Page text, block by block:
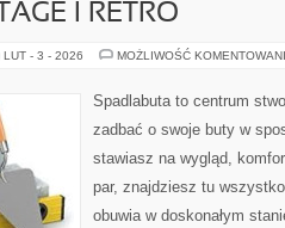
I RETRO
LUT - 3 - 2026 MOŻLIWOŚĆ
Spadlabuta to centrum
zadbać o swoje buty w
stawiasz na wygląd,
par, znajdziesz tu
obuwia w doskonałym